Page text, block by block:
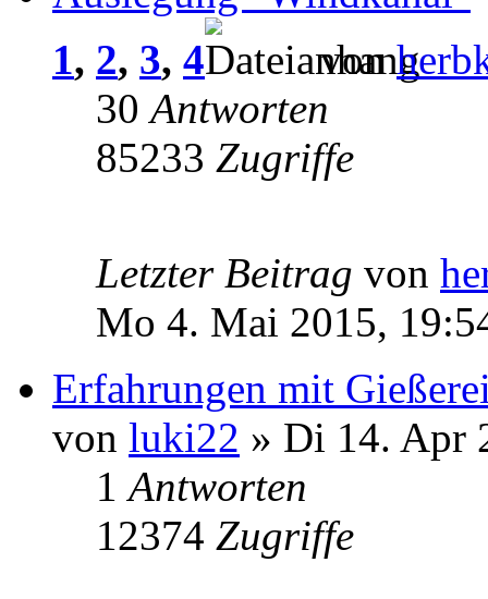
1, 2, 3, 4 von
30Antworten
85233 Zugriffe
Letzter Beitrag von
Mo 4. Mai 2015,
Erfahrungen mit
von luki22 » Di 14. Apr
1Antworten
12374 Zugriffe